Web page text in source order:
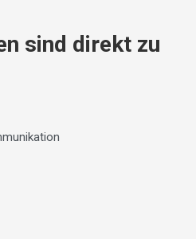
sind direkt zu